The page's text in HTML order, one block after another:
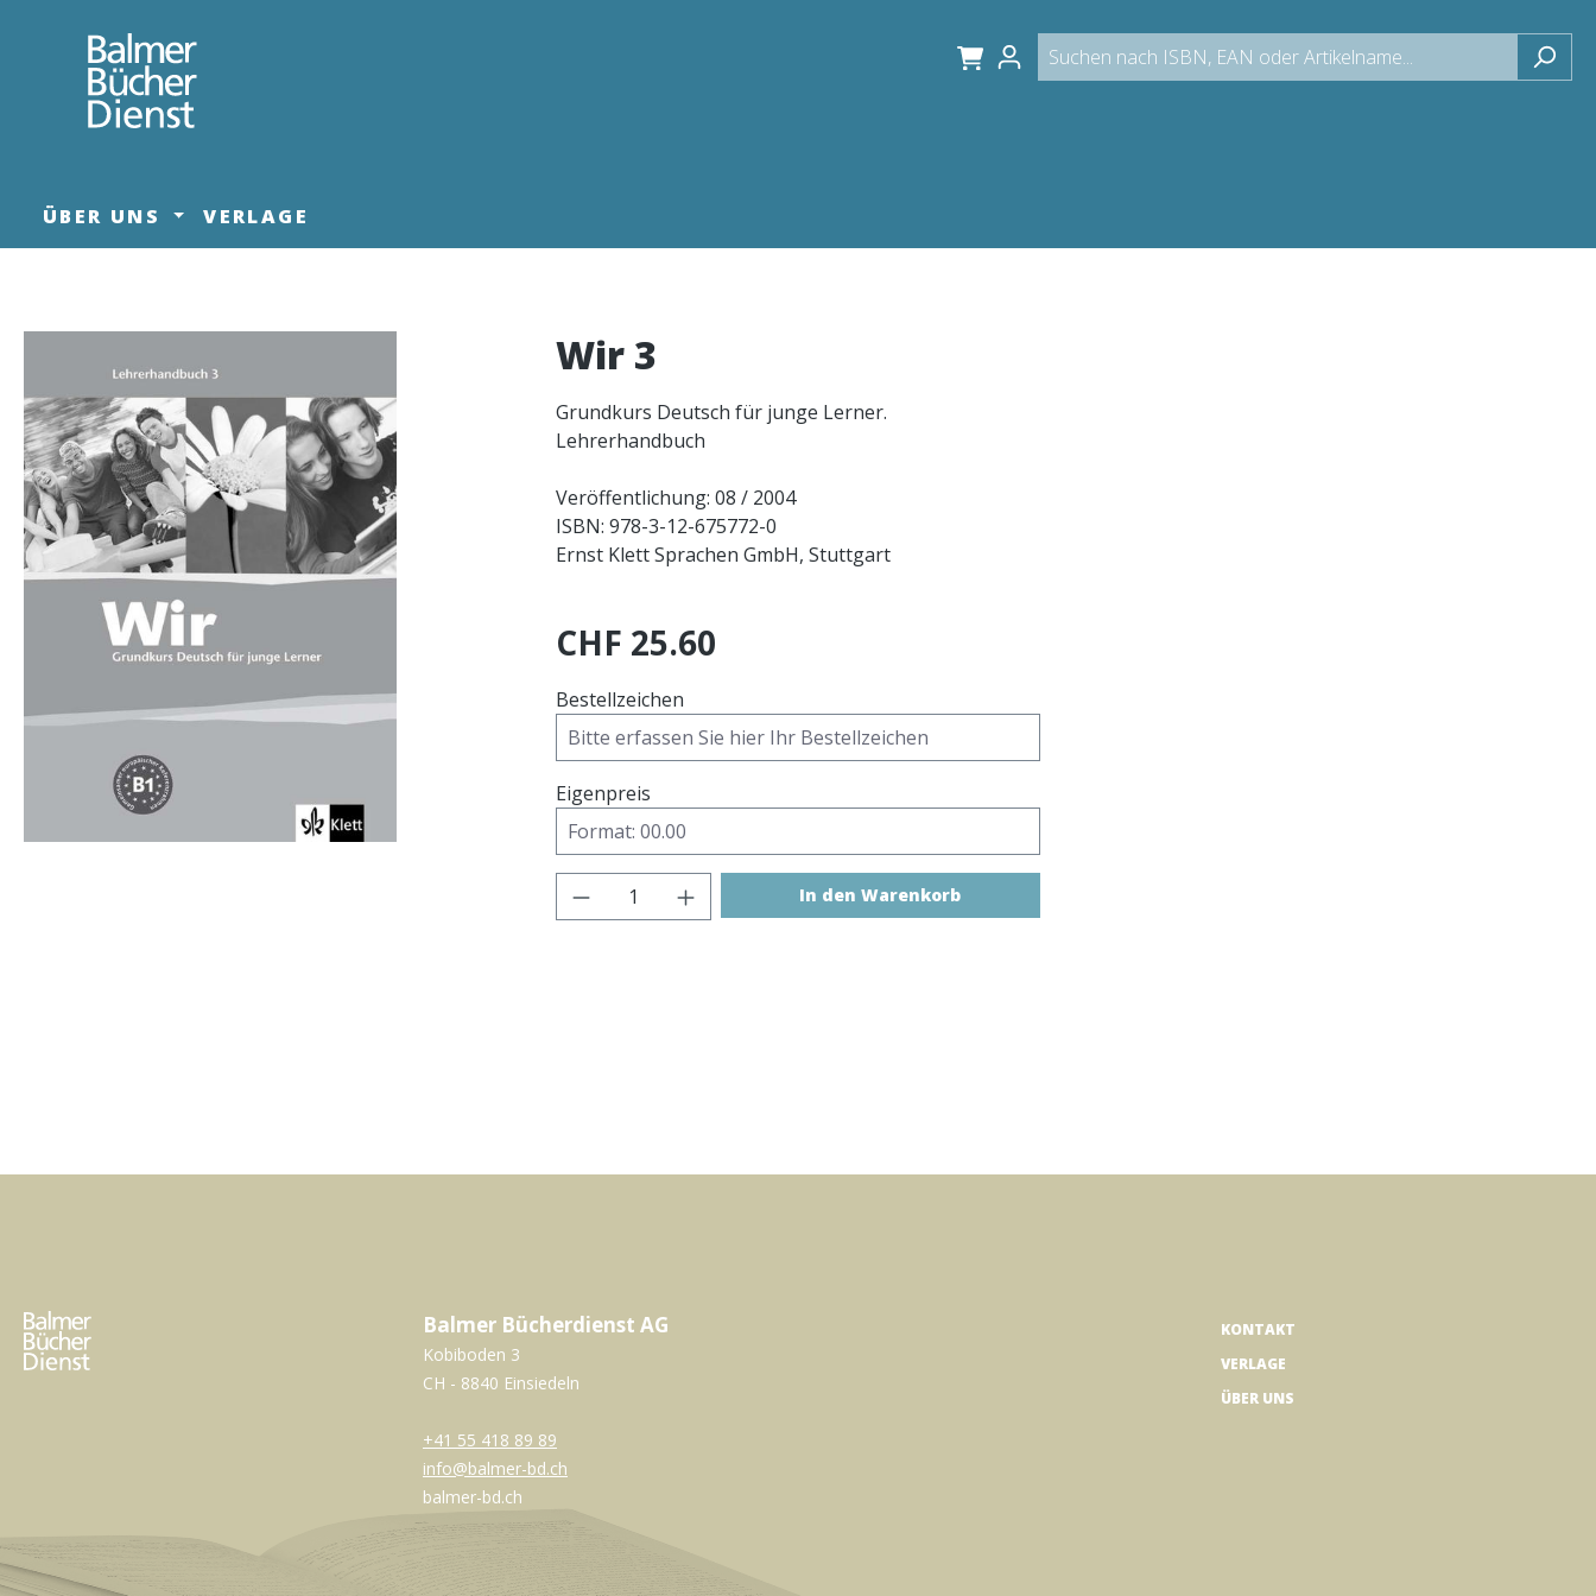
Zur Hauptnavigation springen
ÜBER UNS VERLAGE
Wir 3
Grundkurs Deutsch für junge Lerner.
Lehrerhandbuch
Veröffentlichung: 08 / 2004
ISBN: 978-3-12-675772-0
Ernst Klett Sprachen GmbH, Stuttgart
CHF 25.60
Bestellzeichen
Eigenpreis
Produkt Anzahl: Gib den gewünschten Wert ein oder benutze die
In den Warenkorb
Balmer Bücherdienst AG
Kobiboden 3
CH - 8840 Einsiedeln
+41 55 418 89 89
info@balmer-bd.ch
balmer-bd.ch
KONTAKT
VERLAGE
ÜBER UNS